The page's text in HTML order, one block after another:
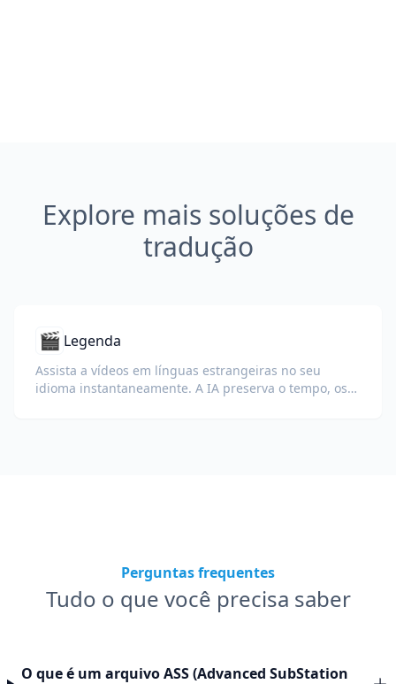
Explore mais soluções de
tradução
🎬 Legenda
Assista a vídeos em línguas estrangeiras no seu
idioma instantaneamente. A IA preserva o tempo, os
Perguntas frequentes
Tudo o que você precisa saber
O que é um arquivo ASS (Advanced SubStation